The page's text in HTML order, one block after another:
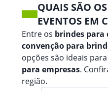
QUAIS SÃO
EVENTOS EM
Entre os brindes para
convenção para
opções são ideais
para empresas.
região.